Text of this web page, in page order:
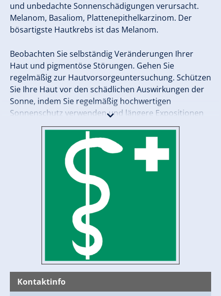
und unbedachte Sonnenschädigungen verursacht.
Melanom, Basaliom, Plattenepithelkarzinom. Der
bösartigste Hautkrebs ist das Melanom.
Beobachten Sie selbständig Veränderungen Ihrer
Haut und pigmentöse Störungen. Gehen Sie
regelmäßig zur Hautvorsorgeuntersuchung. Schützen
Sie Ihre Haut vor den schädlichen Auswirkungen der
Sonne, indem Sie regelmäßig hochwertigen
Sonnenschutz verwenden und längere Expositionen
vermeiden, entweder durch angemessene Kleidung
oder durch Aufenthalt im Schatten.
Kontaktinfo